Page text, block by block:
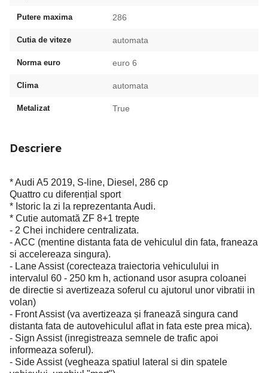
Putere maxima 286
Cutia de viteze automata
Norma euro euro 6
Clima automata
Metalizat True
Descriere
* Audi A5 2019, S-line, Diesel, 286 cp
Quattro cu diferențial sport
* Istoric la zi la reprezentanta Audi.
* Cutie automată ZF 8+1 trepte
- 2 Chei inchidere centralizata.
- ACC (mentine distanta fata de vehiculul din fata, franeaza
si accelereaza singura).
- Lane Assist (corecteaza traiectoria vehiculului in
intervalul 60 - 250 km h, actionand usor asupra coloanei
de directie si avertizeaza soferul cu ajutorul unor vibratii in
volan)
- Front Assist (va avertizeaza și franează singura cand
distanta fata de autovehiculul aflat in fata este prea mica).
- Sign Assist (inregistreaza semnele de trafic apoi
informeaza soferul).
- Side Assist (vegheaza spatiul lateral si din spatele